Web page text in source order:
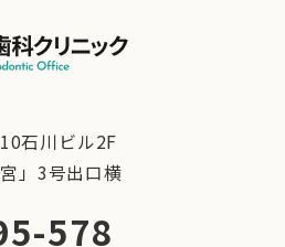
石川ビル2F
」3号出口横
578